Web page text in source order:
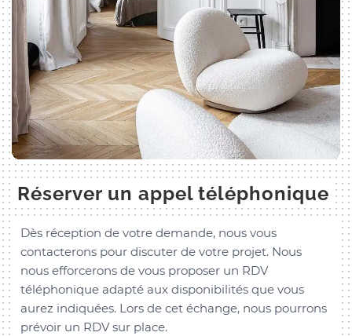
Réserver un appel téléphonique
Dès réception de votre demande, nous vous
contacterons pour discuter de votre projet. Nous
nous efforcerons de vous proposer un RDV
téléphonique adapté aux disponibilités que vous
aurez indiquées. Lors de cet échange, nous pourrons
prévoir un RDV sur place.